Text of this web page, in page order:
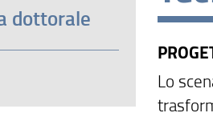
Lo
dottorale